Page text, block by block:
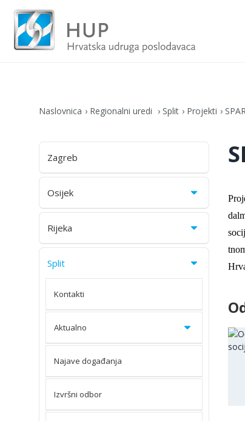
Naslovnica Regionalni uredi Split Projekti
Zagreb
Osijek
Rijeka
Split
Kontakti
Aktualno
Najave događanja
Izvršni odbor